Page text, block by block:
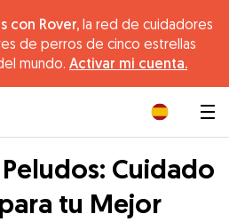
con Rover, la red de cuidadores
de perros de cinco estrellas
mundo. Activar mi cuenta.
Cuidado
tu Mejor